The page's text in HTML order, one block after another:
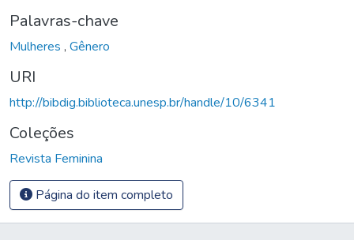
Palavras-chave
Mulheres , Gênero
URI
http://bibdig.biblioteca.unesp.br/handle/10/6341
Coleções
Revista Feminina
Página do item completo